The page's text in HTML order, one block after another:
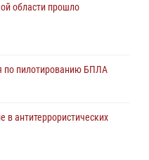
области прошло
по пилотированию БПЛА
в антитеррористических